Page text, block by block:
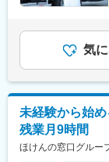
気
未経験から始
残業月9時間
ほけんの窓口グルー